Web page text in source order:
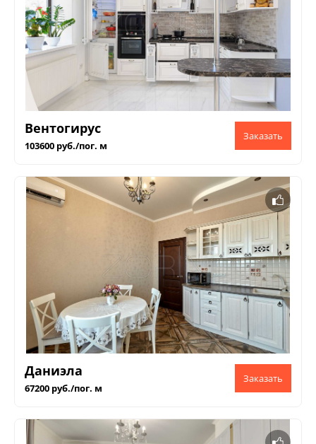
Вентогирус
103600 руб./пог. м
Даниэла
67200 руб./пог. м